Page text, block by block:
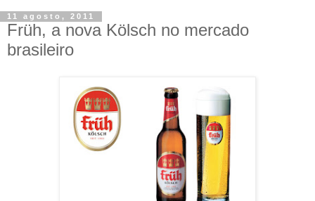
11 agosto, 2011
Früh, a nova Kölsch no mercado
brasileiro